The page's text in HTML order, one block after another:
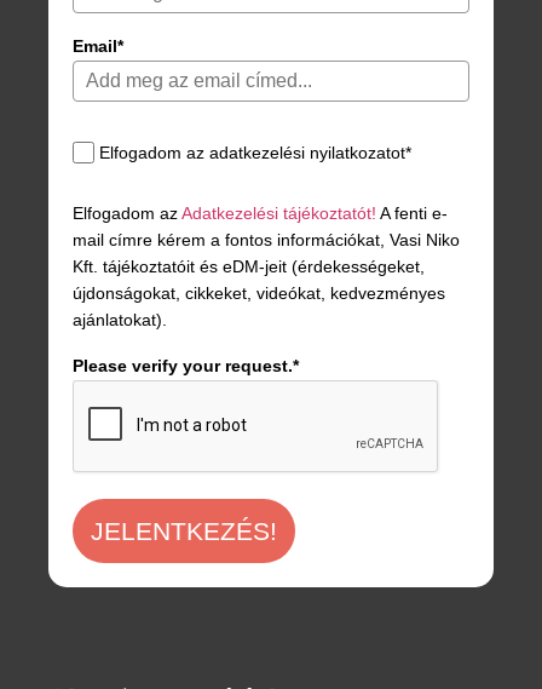
Email*
Elfogadom az adatkezelési nyilatkozatot*
Elfogadom azAdatkezelési tájékoztatót! A fenti e-
mail címre kérem a fontos információkat, Vasi Niko
Kft. tájékoztatóit és eDM-jeit (érdekességeket,
újdonságokat, cikkeket, videókat, kedvezményes
ajánlatokat).
Please verify your request.*
JELENTKEZÉS!